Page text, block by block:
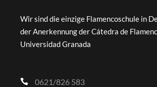
Wir sind die einzige Flamencoschule in
der Anerkennung der Cátedra de
Universidad Granada
0621/826 583